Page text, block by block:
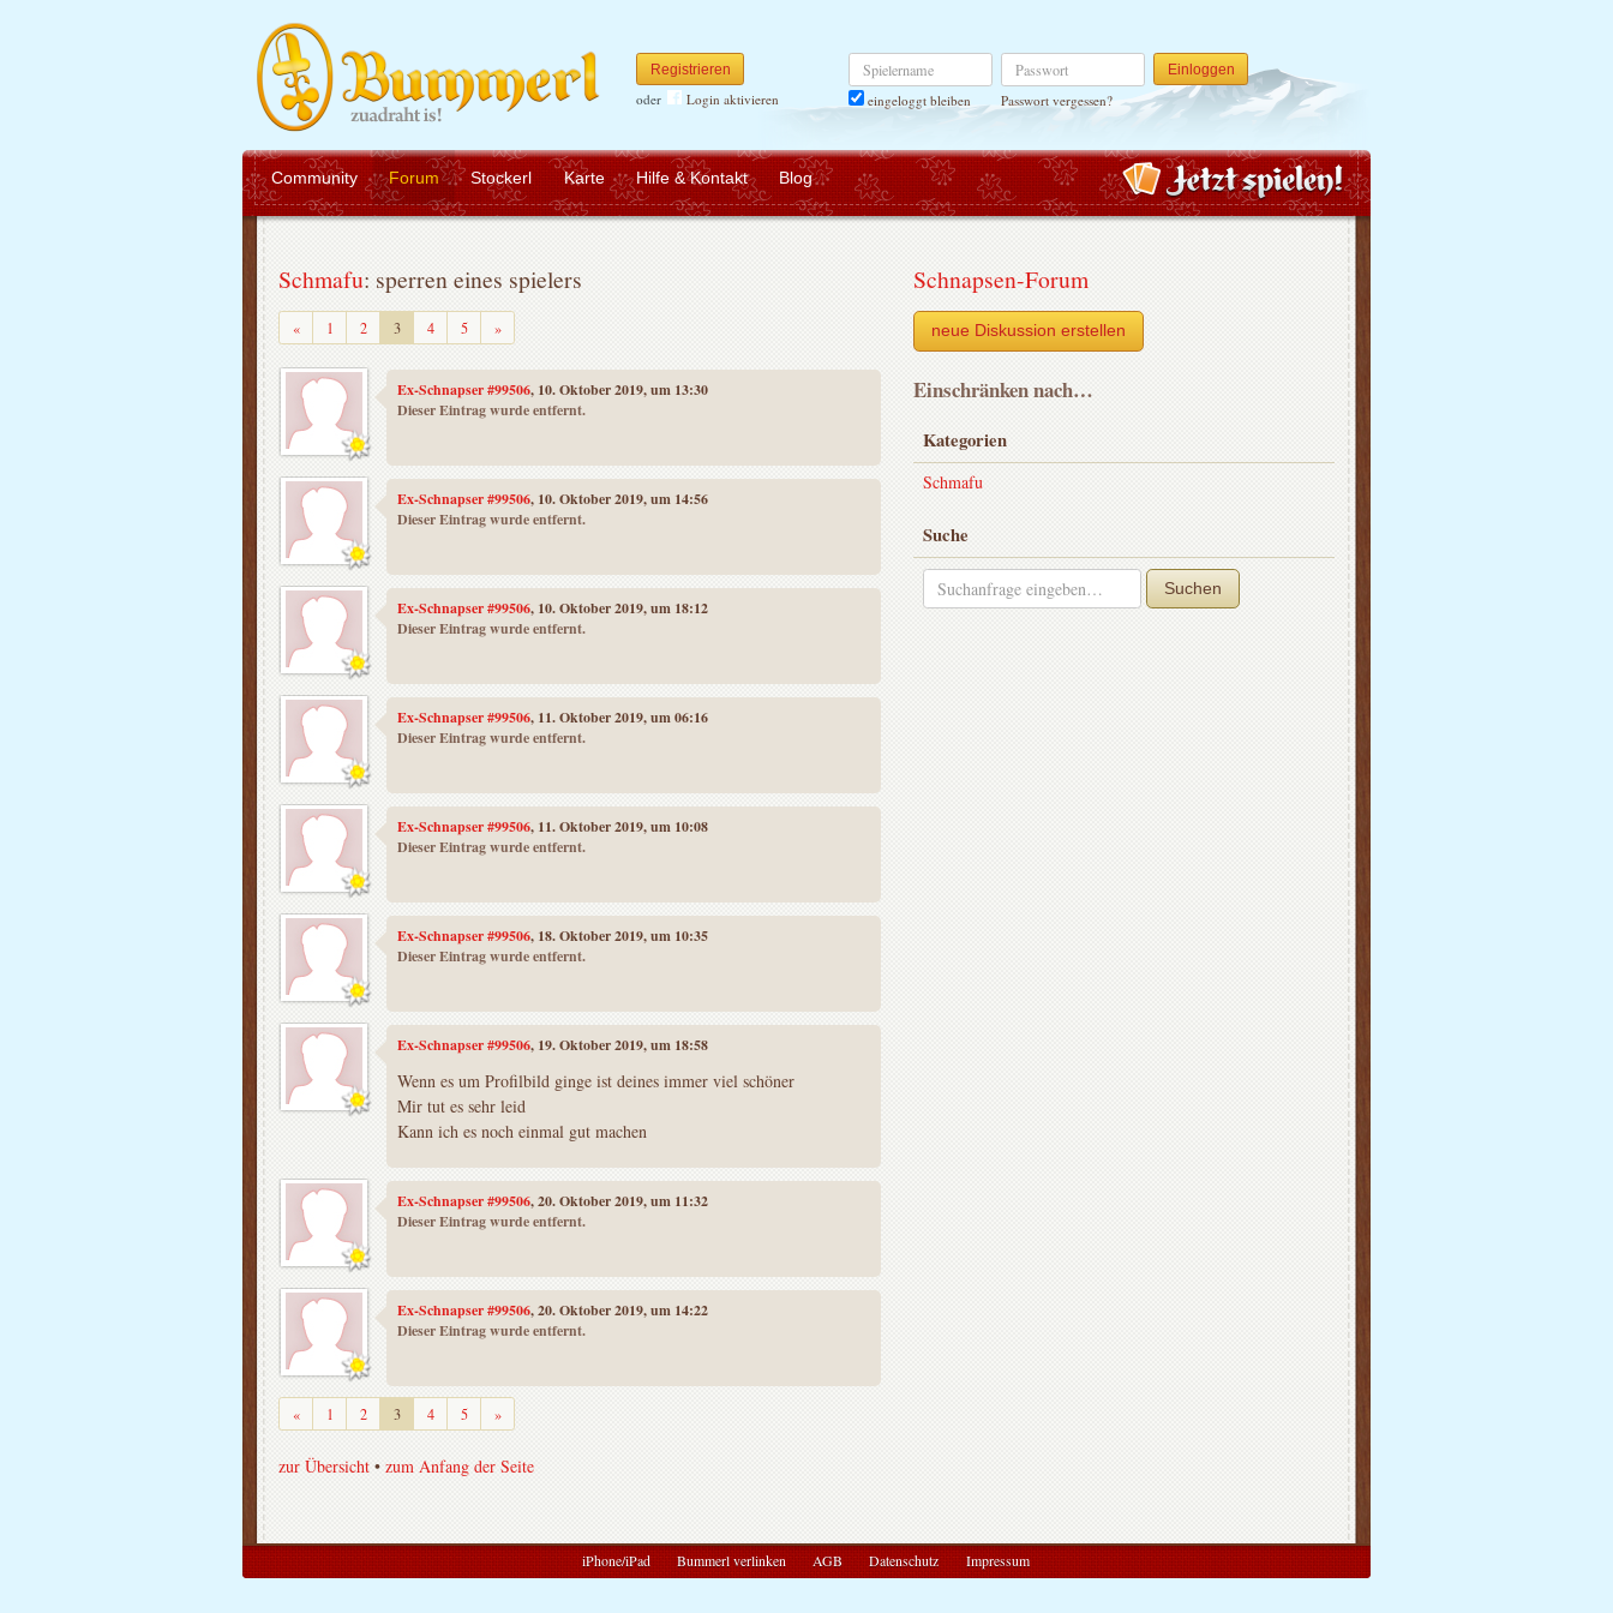
Registrieren
oder Login aktivieren
Spielername
eingeloggt bleiben
Passwort Einloggen
Passwort vergessen?
Community Forum Stockerl Karte Hilfe & Kontakt Blog
Schmafu: sperren eines spielers
«Zurück1 2 3 4 5 »Weiter
Ex-Schnapser #99506, 10. Oktober 2019, um 13:30
Dieser Eintrag wurde entfernt.
Ex-Schnapser #99506, 10. Oktober 2019, um 14:56
Dieser Eintrag wurde entfernt.
Ex-Schnapser #99506, 10. Oktober 2019, um 18:12
Dieser Eintrag wurde entfernt.
Ex-Schnapser #99506, 11. Oktober 2019, um 06:16
Dieser Eintrag wurde entfernt.
Ex-Schnapser #99506, 11. Oktober 2019, um 10:08
Dieser Eintrag wurde entfernt.
Ex-Schnapser #99506, 18. Oktober 2019, um 10:35
Dieser Eintrag wurde entfernt.
Ex-Schnapser #99506, 19. Oktober 2019, um 18:58
Wenn es um Profilbild ginge ist deines immer viel schöner
Mir tut es sehr leid
Kann ich es noch einmal gut machen
Ex-Schnapser #99506, 20. Oktober 2019, um 11:32
Dieser Eintrag wurde entfernt.
Ex-Schnapser #99506, 20. Oktober 2019, um 14:22
Dieser Eintrag wurde entfernt.
«Zurück1 2 3 4 5 »Weiter
zur Übersicht • zum Anfang der Seite
Schnapsen-Forum
neue Diskussion erstellen
Einschränken nach…
Kategorien
Schmafu
Suche
Suchen
iPhone/iPad Bummerl verlinken AGB Datenschutz Impressum